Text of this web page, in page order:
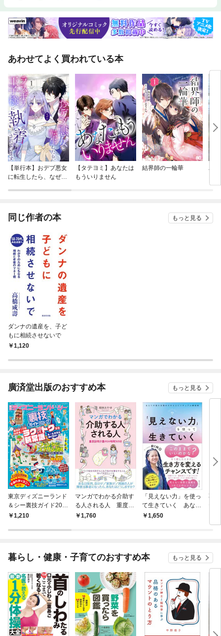
あわせてよく買われている本
【単行本】おデブ悪女
に転生したら、なぜか
【タテヨミ】あなたは
もういりません
結界師の一輪華
バ
今
同じ作者の本 もっと見る
ダンナの遺産を、子ど
もに相続させないで
1,120
廣済堂出版のおすすめ本 もっと見る
東京ディズニーランド
＆シー裏技ガイド202
6-271,210
マンガでわかる介助す
る人される人 重度訪
問介護の24時間365日
1,760
「見えない力」を使っ
て生きていく あなた
の魂を目覚めさせるス
1,650
不
暮らし・健康・子育てのおすすめ本 もっと見る